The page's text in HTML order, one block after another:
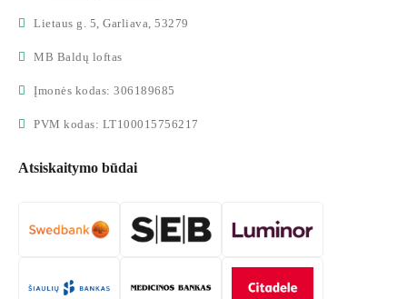
Lietaus g. 5, Garliava, 53279
MB Baldų loftas
Įmonės kodas: 306189685
PVM kodas: LT100015756217
Atsiskaitymo būdai